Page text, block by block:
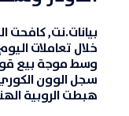
بيانات.نت,كافحت
خلال تعاملات
وسط موجة بيع
سجل الوون
هبطت الروبية